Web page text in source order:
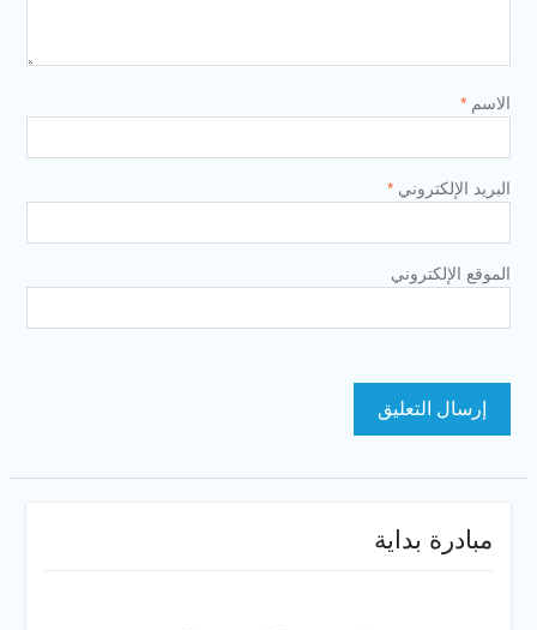
الاسم *
البريد الإلكتروني *
الموقع الإلكتروني
مبادرة بداية